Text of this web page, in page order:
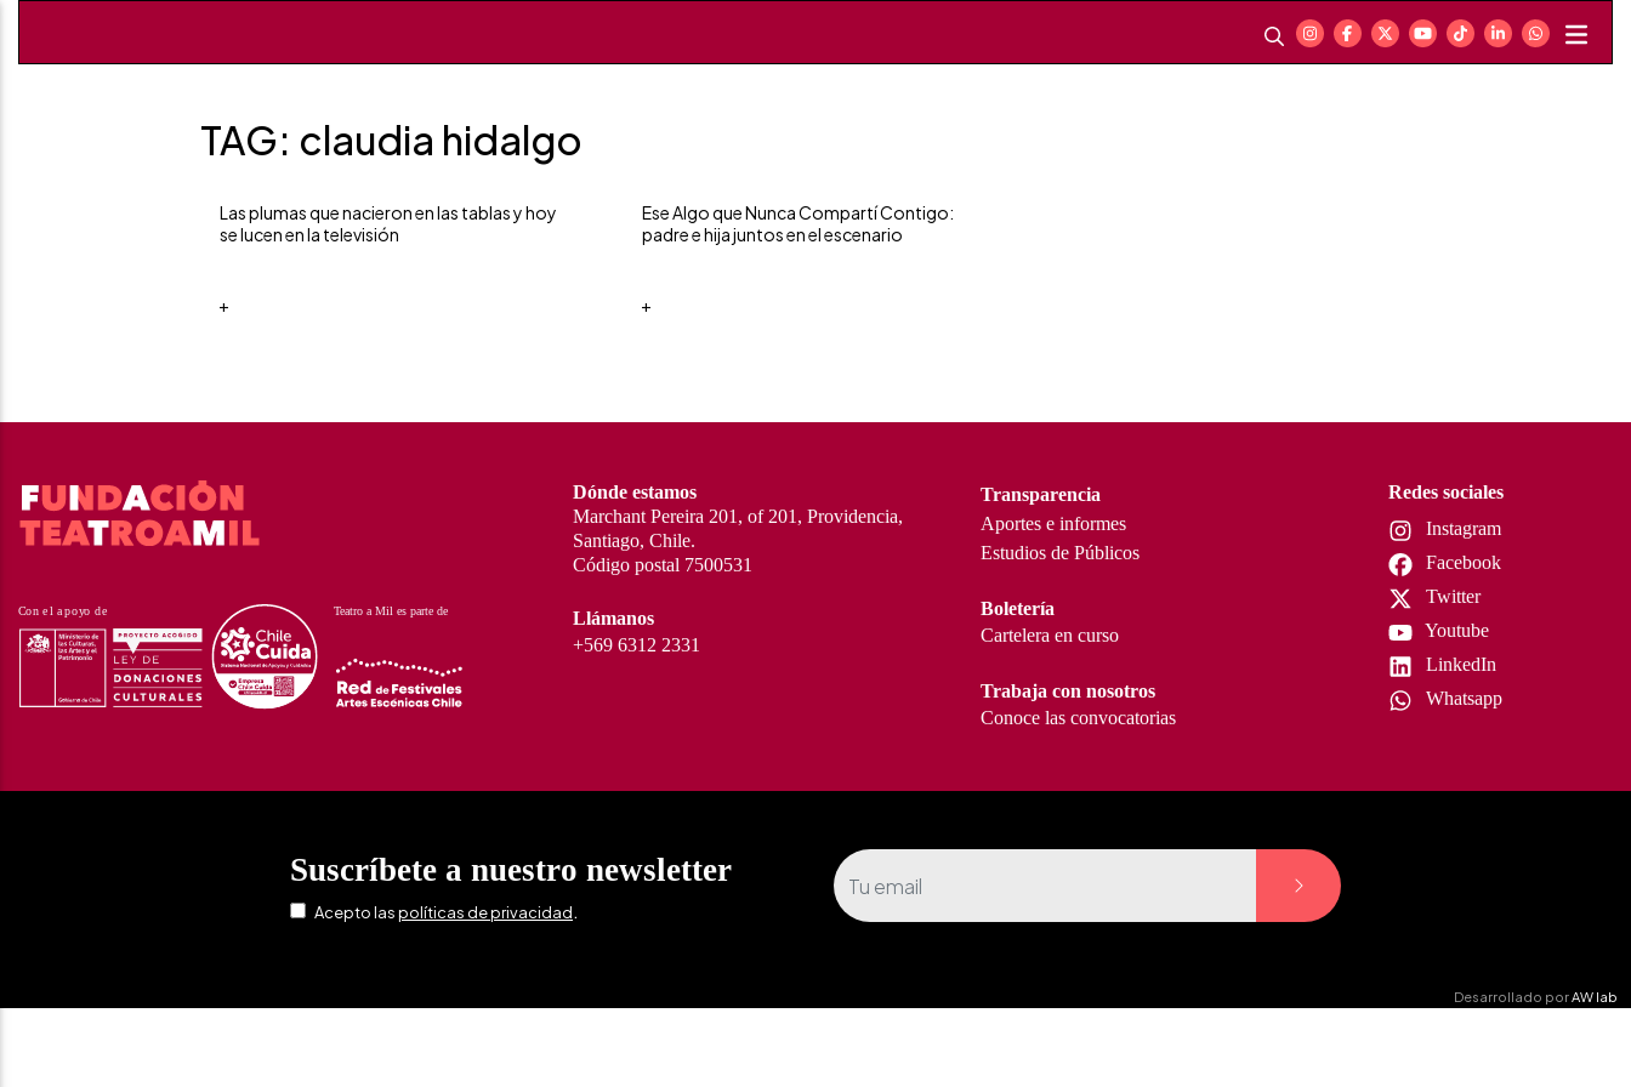
TAG: claudia hidalgo
Las plumas que nacieron en las tablas y hoy
se lucen en la televisión
+
Ese Algo que Nunca Compartí Contigo:
padre e hija juntos en el escenario
+
Dónde estamos
Marchant Pereira 201, of 201, Providencia,
Santiago, Chile.
Código postal 7500531
Llámanos
+569 6312 2331
Transparencia
Aportes e informes
Estudios de Públicos
Boletería
Cartelera en curso
Trabaja con nosotros
Conoce las convocatorias
Redes sociales
Instagram
Facebook
Twitter
Youtube
LinkedIn
Whatsapp
Suscríbete a nuestro newsletter
Acepto laspolíticas de privacidad.
Desarrollado porAW lab